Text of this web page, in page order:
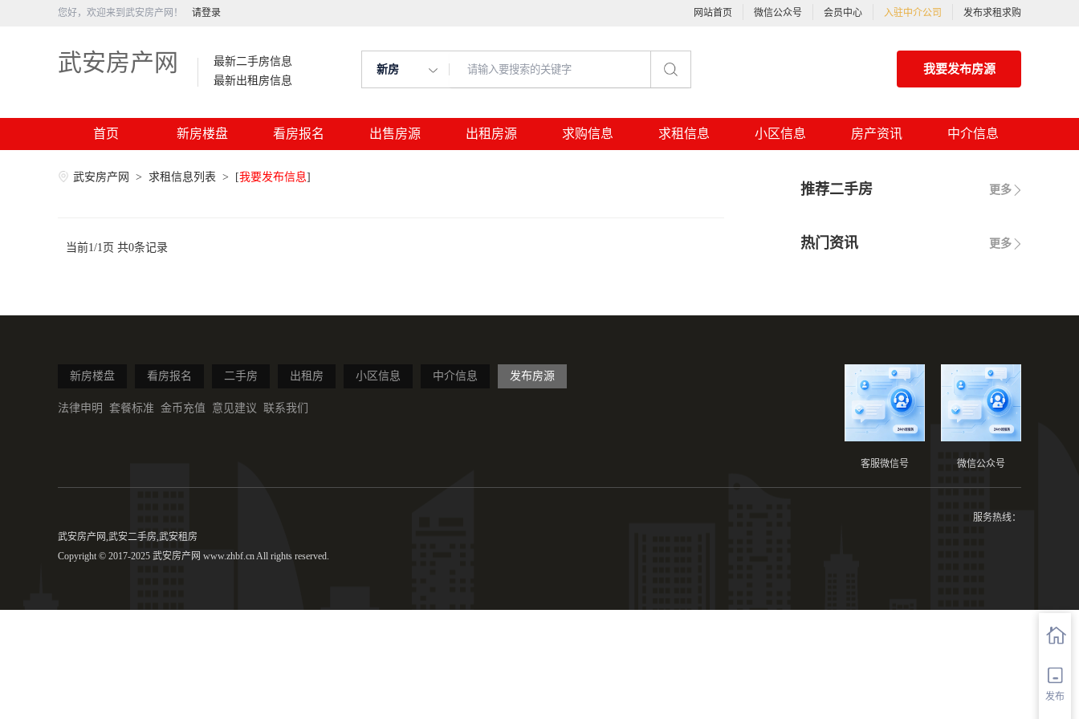
您好，欢迎来到武安房产网！ 请登录 网站首页 微信公众号 会员中心 入驻中介公司 发布求租求购
武安房产网
最新二手房信息
最新出租房信息
新房 我要发布房源
首页 新房楼盘 看房报名 出售房源 出租房源 求购信息 求租信息 小区信息 房产资讯 中介信息
发布
武安房产网 > 求租信息列表 > [我要发布信息]
当前1/1页 共0条记录
更多
推荐二手房
更多
热门资讯
新房楼盘 看房报名 二手房 出租房 小区信息 中介信息 发布房源
法律申明 套餐标准 金币充值 意见建议 联系我们
微信公众号
客服微信号
服务热线：
武安房产网,武安二手房,武安租房
Copyright © 2017-2025 武安房产网 www.zhbf.cn All rights reserved.